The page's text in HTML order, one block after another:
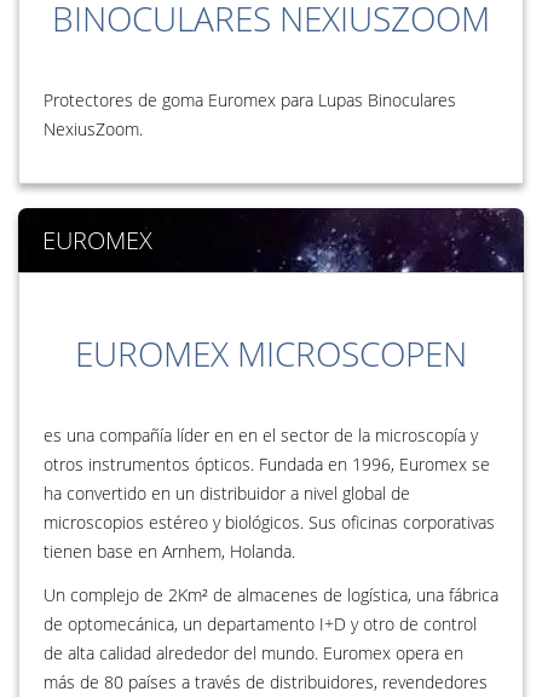
BINOCULARES NEXIUSZOOM
Protectores de goma Euromex para Lupas Binoculares
NexiusZoom.
EUROMEX
EUROMEX MICROSCOPEN
es una compañía líder en en el sector de la microscopía y
otros instrumentos ópticos. Fundada en 1996, Euromex se
ha convertido en un distribuidor a nivel global de
microscopios estéreo y biológicos. Sus oficinas corporativas
tienen base en Arnhem, Holanda.
Un complejo de 2Km² de almacenes de logística, una fábrica
de optomecánica, un departamento I+D y otro de control
de alta calidad alrededor del mundo. Euromex opera en
más de 80 países a través de distribuidores, revendedores